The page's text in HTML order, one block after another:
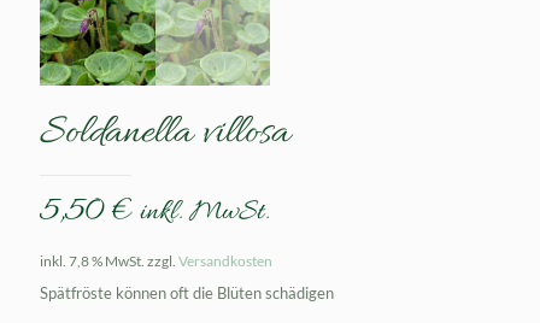
Soldanella villosa
5,50€ inkl. MwSt.
inkl. 7,8 % MwSt. zzgl. Versandkosten
Spätfröste können oft die Blüten schädigen